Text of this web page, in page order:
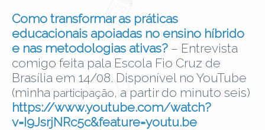
Como transformar as práticas
educacionais apoiadas no ensino híbrido
e nas metodologias ativas? – Entrevista
comigo feita pala Escola Fio Cruz de
Brasília em 14/08. Disponível no YouTube
(minha participação, a partir do minuto seis)
https://www.youtube.com/watch?
v=I9JsrjNRc5c&feature=youtu.be